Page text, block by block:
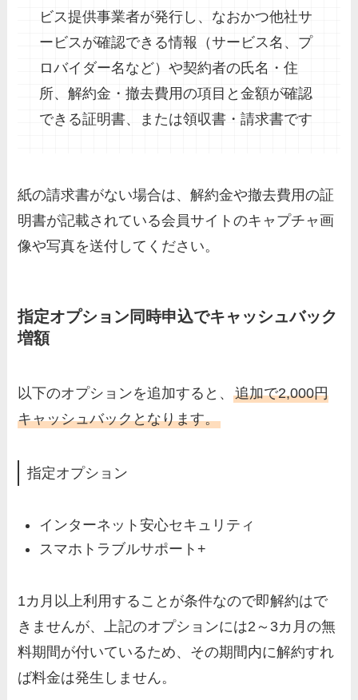
ビス提供事業者が発行し、なおかつ他社サ
ービスが確認できる情報（サービス名、プ
ロバイダー名など）や契約者の氏名・住
所、解約金・撤去費用の項目と金額が確認
できる証明書、または領収書・請求書です
紙の請求書がない場合は、解約金や撤去費用の証
明書が記載されている会員サイトのキャプチャ画
像や写真を送付してください。
指定オプション同時申込でキャッシュバック
増額
以下のオプションを追加すると、追加で2,000円
キャッシュバックとなります。
指定オプション
インターネット安心セキュリティ
スマホトラブルサポート+
1カ月以上利用することが条件なので即解約はで
きませんが、上記のオプションには2～3カ月の無
料期間が付いているため、その期間内に解約すれ
ば料金は発生しません。